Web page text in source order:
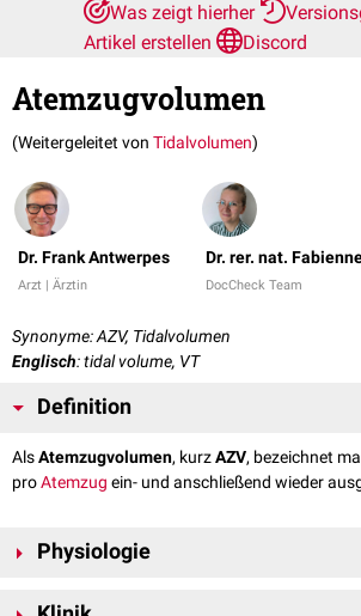
Was zeigt hierher
Artikel erstellen
Discord
Atemzugvolumen
(Weitergeleitet von Tidalvolumen)
Dr. Frank Antwerpes
Arzt | Ärztin
Dr. rer. nat.
DocCheck Team
Synonyme: AZV, Tidalvolumen
Englisch: tidal volume, VT
Definition
AlsAtemzugvolumen, kurzAZV, bezeichnet
proAtemzug ein- und anschließend wieder
Physiologie